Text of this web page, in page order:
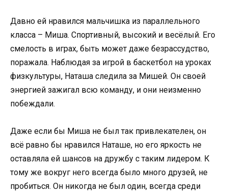
Давно ей нравился мальчишка из параллельного
класса – Миша. Спортивный, высокий и весёлый. Его
смелость в играх, быть может даже безрассудство,
поражала. Наблюдая за игрой в баскетбол на уроках
физкультуры, Наташа следила за Мишей. Он своей
энергией зажигал всю команду, и они неизменно
побеждали.
Даже если бы Миша не был так привлекателен, он
всё равно бы нравился Наташе, но его яркость не
оставляла ей шансов на дружбу с таким лидером. К
тому же вокруг него всегда было много друзей, не
пробиться. Он никогда не был один, всегда среди